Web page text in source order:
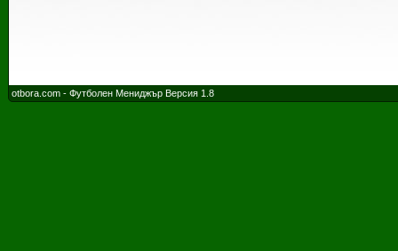
otbora.com - Футболен Мениджър Версия 1.8